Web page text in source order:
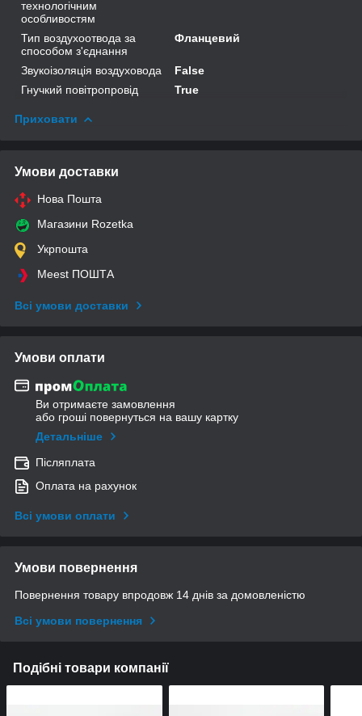
технологічним
особливостям
Тип воздухоотвода за
способом з'єднання
Фланцевий
Звукоізоляція воздуховода
False
Гнучкий повітропровід
True
Приховати
Умови доставки
Нова Пошта
Магазини Rozetka
Укрпошта
Meest ПОШТА
Всі умови доставки
Умови оплати
Ви отримаєте замовлення
або гроші повернуться на вашу картку
Детальніше
Післяплата
Оплата на рахунок
Всі умови оплати
Умови повернення
Повернення товару впродовж 14 днів за домовленістю
Всі умови повернення
Подібні товари компанії